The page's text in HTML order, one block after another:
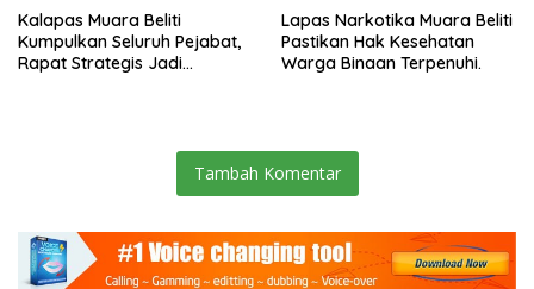
Kalapas Muara Beliti
Kumpulkan Seluruh Pejabat,
Rapat Strategis Jadi
Lapas Narkotika Muara Beliti
Pastikan Hak Kesehatan
Warga Binaan Terpenuhi.
Tambah Komentar